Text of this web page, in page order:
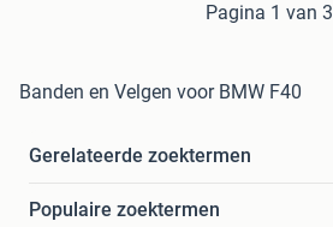
Pagina 1 van 3
Banden en Velgen voor BMW F40
Gerelateerde zoektermen
Populaire zoektermen